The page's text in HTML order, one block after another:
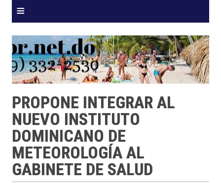
≡
PROPONE INTEGRAR AL
NUEVO INSTITUTO
DOMINICANO DE
METEOROLOGÍA AL
GABINETE DE SALUD